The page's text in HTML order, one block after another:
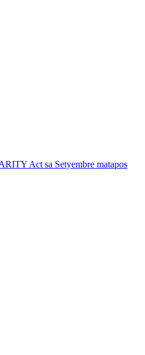
Act sa Setyembre matapos